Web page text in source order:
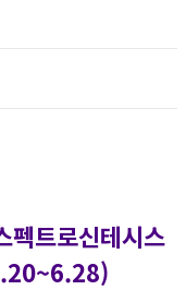
펙트로신테시스